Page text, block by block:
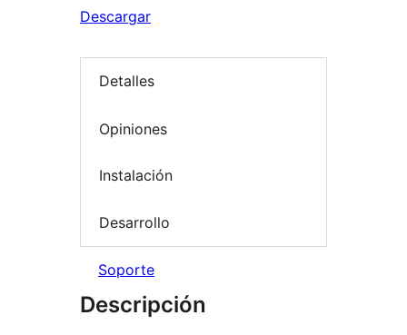
Descargar
Detalles
Opiniones
Instalación
Desarrollo
Soporte
Descripción